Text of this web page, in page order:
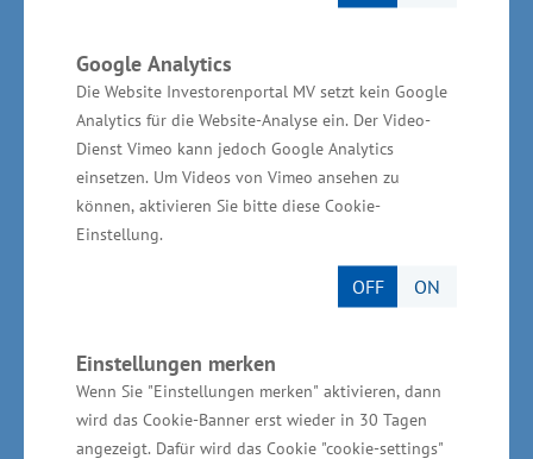
Google Analytics
Die Website Investorenportal MV setzt kein Google
Analytics für die Website-Analyse ein. Der Video-
Dienst Vimeo kann jedoch Google Analytics
einsetzen. Um Videos von Vimeo ansehen zu
können, aktivieren Sie bitte diese Cookie-
Einstellung.
OFF ON
Einstellungen merken
Wenn Sie "Einstellungen merken" aktivieren, dann
wird das Cookie-Banner erst wieder in 30 Tagen
angezeigt. Dafür wird das Cookie "cookie-settings"
Selbstständigkeit erleichtert und exzellente
Köpfe in Hochschulen,
Forschungseinrichtungen oder Unternehmen
sollen ermutigt werden, ein eigenes
innovatives, technologieorientiertes und
wissensbasiertes Startup zu wagen“, betonte
der Wirtschaftsstaatssekretär. Über die
ebenfalls aus Mitteln des „Europäischen
Sozialfonds“ (ESF) finanzierte Richtlinie zur
Projekte gefördert, die insbesondere
Studierende für das Unternehmertum
begeistern und bei der Unternehmensgründung